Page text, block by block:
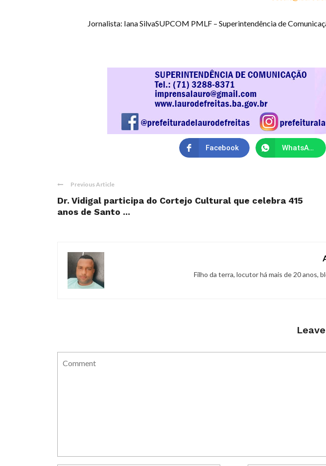
Jornalista: Iana SilvaSUPCOM PMLF – Superintendência de
Facebook WhatsApp
Previous Article
Dr. Vidigal participa do Cortejo Cultural que celebra 415
anos de Santo ...
Filho da terra, locutor há mais de 20 anos,